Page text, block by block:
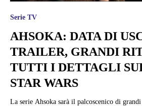
Serie TV
AHSOKA: DATA DI
TRAILER, GRANDI
TUTTI I DETTAGLI
STAR WARS
La serie Ahsoka sarà il palcoscenico di